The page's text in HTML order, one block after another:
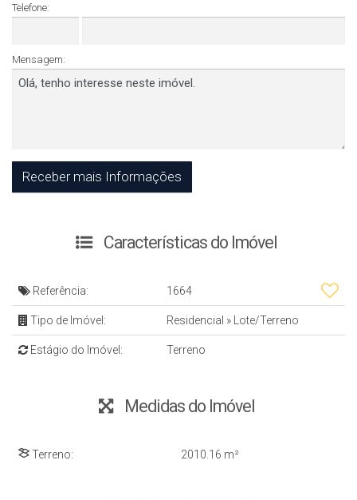
Telefone:
Mensagem:
Características do Imóvel
Referência: 1664
Tipo de Imóvel: Residencial » Lote/Terreno
Estágio do Imóvel: Terreno
Medidas do Imóvel
Terreno: 2010.16 m²